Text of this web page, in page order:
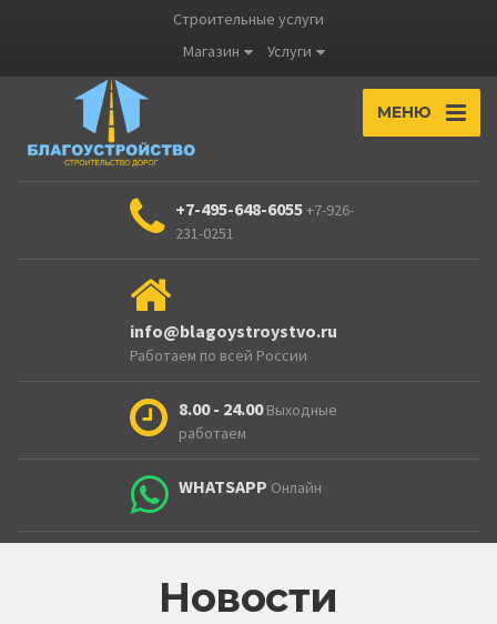
Строительные услуги
Магазин
Услуги
МЕНЮ
+7-495-648-6055+7-926-
231-0251
info@blagoystroystvo.ru
Работаем по всей России
8.00 - 24.00 Выходные
работаем
WHATSAPP Онлайн
Новости